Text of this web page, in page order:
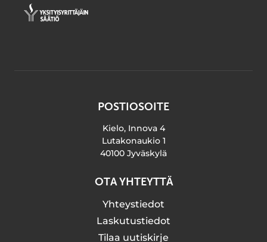
POSTIOSOITE
Kielo, Innova 4
Lutakonaukio 1
40100 Jyväskylä
OTA YHTEYTTÄ
Yhteystiedot
Laskutustiedot
Tilaa uutiskirje